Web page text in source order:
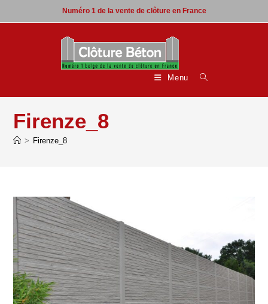
to
Numéro 1 de la vente de clôture en France
Menu
Firenze_8
> Firenze_8